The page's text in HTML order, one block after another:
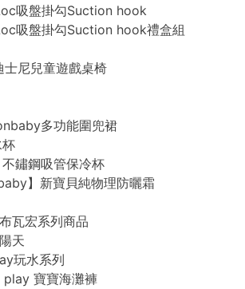
吸盤掛勾Suction hook
吸盤掛勾Suction hook禮盒組
士尼兒童遊戲桌椅
多功能圍兜裙
鏽鋼吸管保冷杯
】新寶貝純物理防曬霜
瓦宏系列商品
天
玩水系列
play 寶寶海灘褲